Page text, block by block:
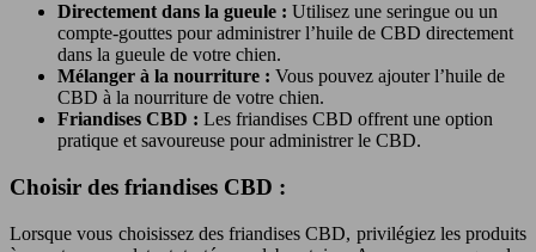
Directement dans la gueule : Utilisez une seringue ou un
compte-gouttes pour administrer l’huile de CBD directement
dans la gueule de votre chien.
Mélanger à la nourriture : Vous pouvez ajouter l’huile de
CBD à la nourriture de votre chien.
Friandises CBD : Les friandises CBD offrent une option
pratique et savoureuse pour administrer le CBD.
Choisir des friandises CBD :
Lorsque vous choisissez des friandises CBD, privilégiez les produits